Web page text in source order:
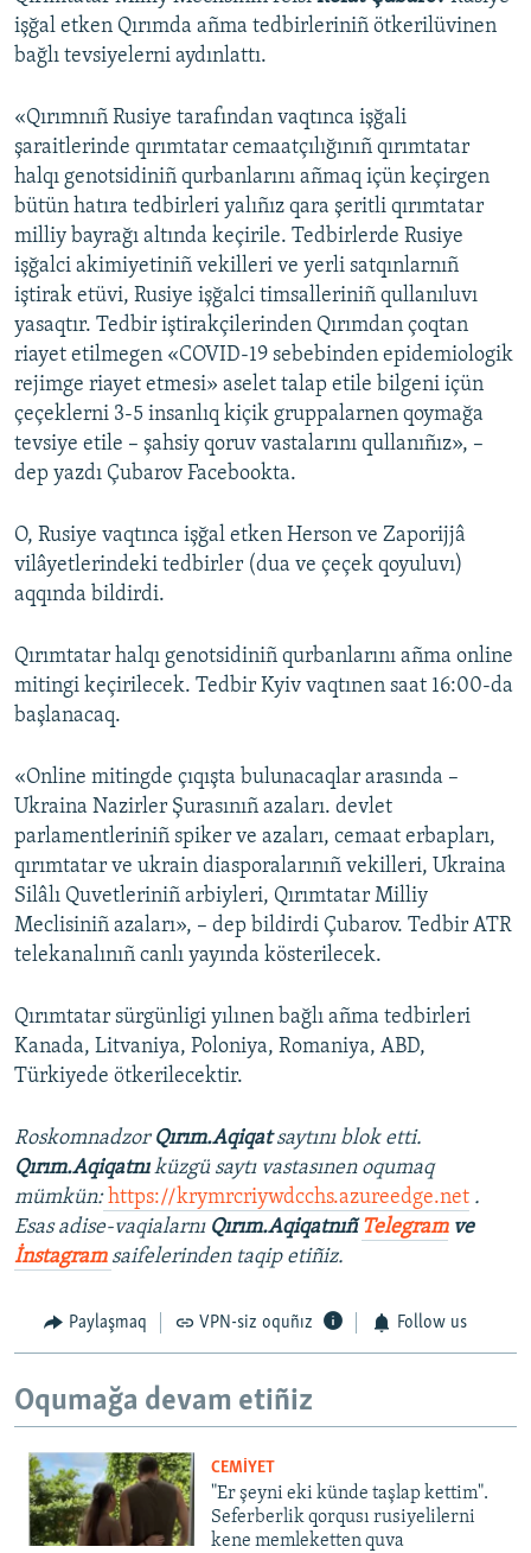
işğal etken Qırımda añma tedbirleriniñ ötkerilüvinen
bağlı tevsiyelerni aydınlattı.
«Qırımnıñ Rusiye tarafından vaqtınca işğali
şaraitlerinde qırımtatar cemaatçılığınıñ qırımtatar
halqı genotsidiniñ qurbanlarını añmaq içün keçirgen
bütün hatıra tedbirleri yalıñız qara şeritli qırımtatar
milliy bayrağı altında keçirile. Tedbirlerde Rusiye
işğalci akimiyetiniñ vekilleri ve yerli satqınlarnıñ
iştirak etüvi, Rusiye işğalci timsalleriniñ qullanıluvı
yasaqtır. Tedbir iştirakçilerinden Qırımdan çoqtan
riayet etilmegen «COVID-19 sebebinden epidemiologik
rejimge riayet etmesi» aselet talap etile bilgeni içün
çeçeklerni 3-5 insanlıq kiçik gruppalarnen qoymağa
tevsiye etile – şahsiy qoruv vastalarını qullanıñız», –
dep yazdı Çubarov Facebookta.
O, Rusiye vaqtınca işğal etken Herson ve Zaporijjâ
vilâyetlerindeki tedbirler (dua ve çeçek qoyuluvı)
aqqında bildirdi.
Qırımtatar halqı genotsidiniñ qurbanlarını añma online
mitingi keçirilecek. Tedbir Kyiv vaqtınen saat 16:00-da
başlanacaq.
«Online mitingde çıqışta bulunacaqlar arasında –
Ukraina Nazirler Şurasınıñ azaları. devlet
parlamentleriniñ spiker ve azaları, cemaat erbapları,
qırımtatar ve ukrain diasporalarınıñ vekilleri, Ukraina
Silâlı Quvetleriniñ arbiyleri, Qırımtatar Milliy
Meclisiniñ azaları», – dep bildirdi Çubarov. Tedbir ATR
telekanalınıñ canlı yayında kösterilecek.
Qırımtatar sürgünligi yılınen bağlı añma tedbirleri
Kanada, Litvaniya, Poloniya, Romaniya, ABD,
Türkiyede ötkerilecektir.
Roskomnadzor Qırım.Aqiqatsaytını blok etti.
Qırım.Aqiqatnıküzgü saytı vastasınen oqumaq
mümkün: https://krymrcriywdcchs.azureedge.net .
Esas adise-vaqialarnı Qırım.Aqiqatnıñ Telegramve
İnstagram saifelerinden taqip etiñiz.
Paylaşmaq VPN-siz oquñız Follow us
Oqumağa devam etiñiz
CEMİYET
"Er şeyni eki künde taşlap kettim".
Seferberlik qorqusı rusiyelilerni
kene memleketten quva